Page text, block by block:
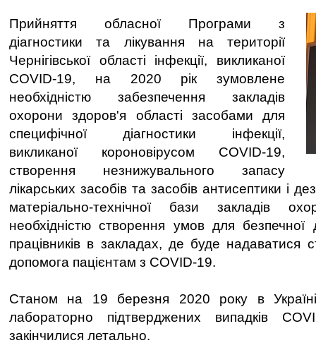
Прийняття обласної Програми з
діагностики та лікування на території
Чернігівської області інфекції, викликаної
COVID-19, на 2020 рік зумовлене
необхідністю забезпечення закладів
охорони здоров'я області засобами для
специфічної діагностики інфекції,
викликаної короновірусом COVID-19,
створення незнижувального запасу
лікарських засобів та засобів антисептики і
матеріально-технічної бази закладів
необхідністю створення умов для безпечної
працівників в закладах, де буде надаватися
допомога пацієнтам з COVID-19.
Станом на 19 березня 2020 року в
лабораторно підтверджених випадків
закінчилися летально.